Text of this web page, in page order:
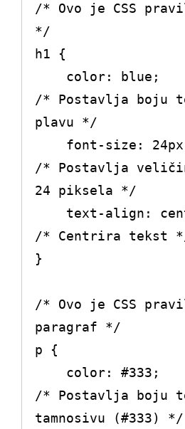
/* Ovo je CSS
*/
h1 {
/* Postavlja boju
plavu */
/* Postavlja
24 piksela */
/* Centrira tekst
}
/* Ovo je CSS
paragraf */
p {
/* Postavlja boju
tamnosivu (#333) */